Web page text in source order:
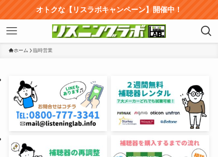
オトクな【リスラボキャンペーン】開催中！
ホーム 臨時営業